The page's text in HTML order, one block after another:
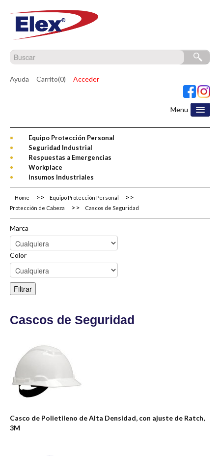
Ayuda Carrito(0) Acceder
Menu
Equipo Protección Personal
Seguridad Industrial
Respuestas a Emergencias
Workplace
Insumos Industriales
Home
Equipo Protección Personal
Protección de Cabeza
Cascos de Seguridad
Marca
Color
Cascos de Seguridad
Casco de Polietileno de Alta Densidad, con ajuste de Ratch,
3M